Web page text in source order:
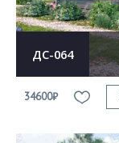
ДС-064
34600₽